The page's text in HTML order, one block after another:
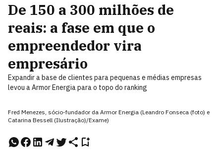
De 150 a 300 milhões de
reais: a fase em que o
empreendedor vira
empresário
Expandir a base de clientes para pequenas e médias empresas
levou a Armor Energia para o topo do ranking
Fred Menezes, sócio-fundador da Armor Energia (Leandro Fonseca (foto) e
Catarina Bessell (Ilustração)/Exame)